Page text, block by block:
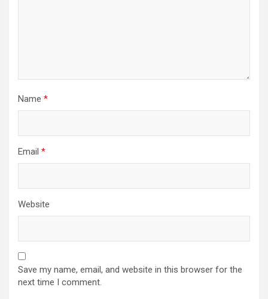
Name *
Email *
Website
Save my name, email, and website in this browser for the
next time I comment.